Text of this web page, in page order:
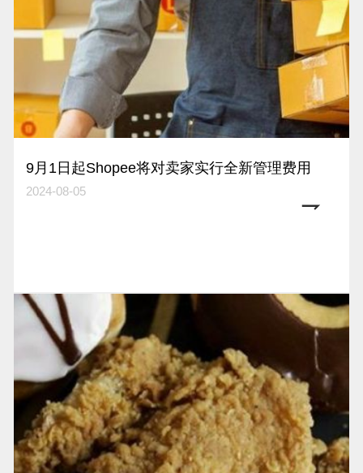
9月1日起Shopee将对卖家实行全新管理费用
2024-08-05